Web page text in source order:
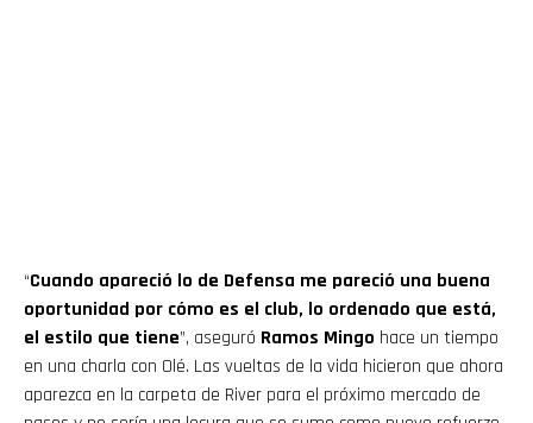
“Cuando apareció lo de Defensa me pareció una buena
oportunidad por cómo es el club, lo ordenado que está,
el estilo que tiene”, aseguró Ramos Mingo hace un tiempo
en una charla con Olé. Las vueltas de la vida hicieron que ahora
aparezca en la carpeta de River para el próximo mercado de